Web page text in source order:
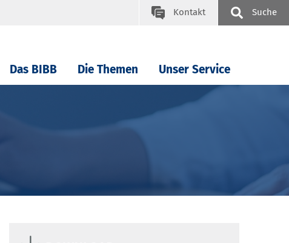
Kontakt Suche
Das BIBB Die Themen Unser Service